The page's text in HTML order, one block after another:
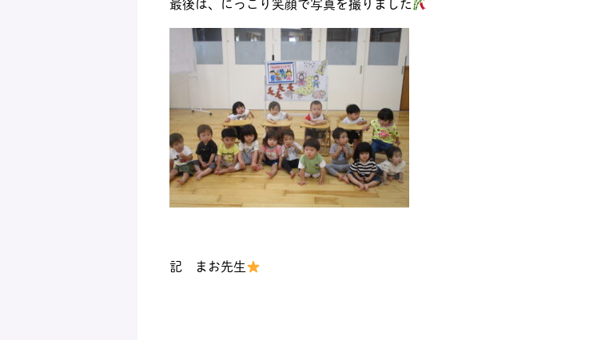
最後は、にっこり笑顔で写真を撮りました
記 まお先生